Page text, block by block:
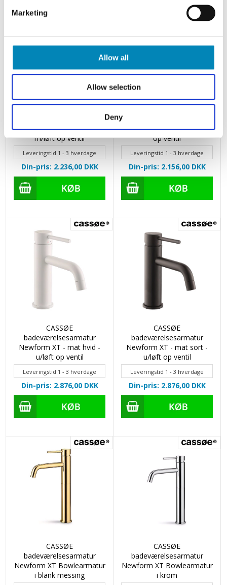
Marketing
Allow all
Allow selection
Deny
Newform XT - krom -
m/løft op ventil
Leveringstid 1 - 3 hverdage
Din-pris: 2.236,00 DKK
Newform XT - krom - u/løft
op ventil
Leveringstid 1 - 3 hverdage
Din-pris: 2.156,00 DKK
CASSØE
badeværelsesarmatur
Newform XT - mat hvid -
u/løft op ventil
Leveringstid 1 - 3 hverdage
Din-pris: 2.876,00 DKK
CASSØE
badeværelsesarmatur
Newform XT - mat sort -
u/løft op ventil
Leveringstid 1 - 3 hverdage
Din-pris: 2.876,00 DKK
CASSØE
badeværelsesarmatur
Newform XT Bowlearmatur
i blank messing
CASSØE
badeværelsesarmatur
Newform XT Bowlearmatur
i krom